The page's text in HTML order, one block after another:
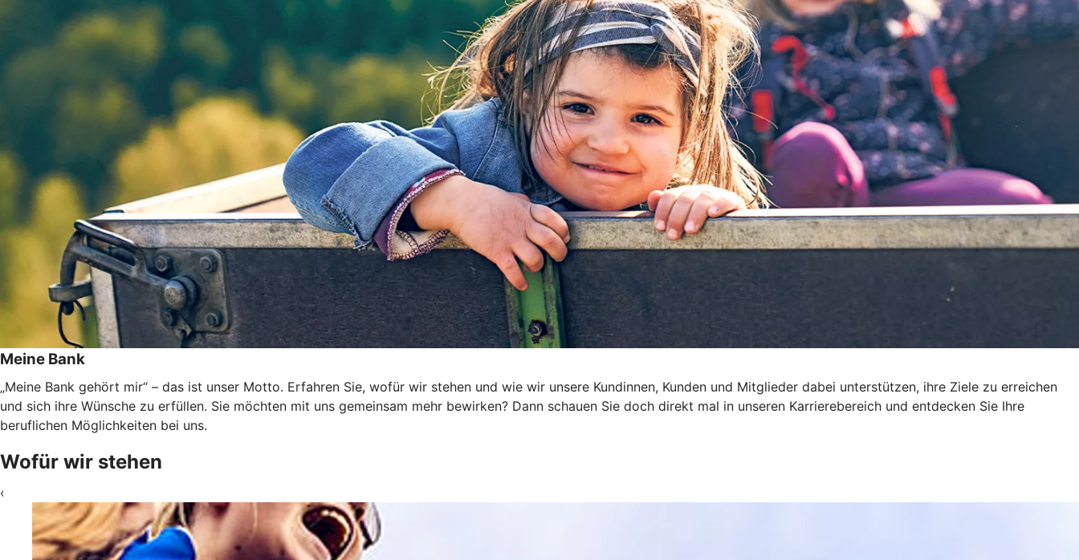
Meine Bank
„Meine Bank gehört mir“ – das ist unser Motto. Erfahren Sie, wofür wir stehen und wie wir unsere Kundinnen, Kunden und Mitglieder dabei unterstützen, ihre Ziele zu erreichen
und sich ihre Wünsche zu erfüllen. Sie möchten mit uns gemeinsam mehr bewirken? Dann schauen Sie doch direkt mal in unseren Karrierebereich und entdecken Sie Ihre
beruflichen Möglichkeiten bei uns.
Wofür wir stehen
‹